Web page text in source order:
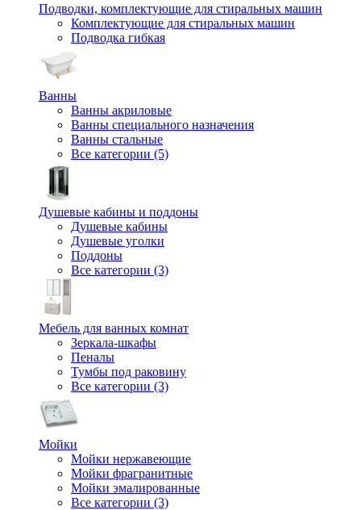
Подводки, комплектующие для стиральных машин
Комплектующие для стиральных машин
Подводка гибкая
Ванны
Ванны акриловые
Ванны специального назначения
Ванны стальные
Все категории (5)
Душевые кабины и поддоны
Душевые кабины
Душевые уголки
Поддоны
Все категории (3)
Мебель для ванных комнат
Зеркала-шкафы
Пеналы
Тумбы под раковину
Все категории (3)
Мойки
Мойки нержавеющие
Мойки фрагранитные
Мойки эмалированные
Все категории (3)